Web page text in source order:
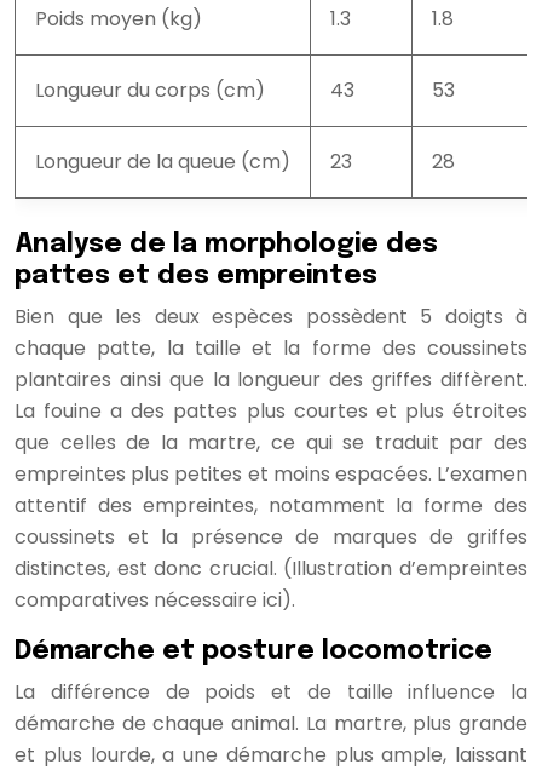
Poids moyen (kg) 1.3 1.8
Longueur du corps (cm) 43 53
Longueur de la queue (cm) 23 28
Analyse de la morphologie des
pattes et des empreintes
Bien que les deux espèces possèdent 5 doigts à
chaque patte, la taille et la forme des coussinets
plantaires ainsi que la longueur des griffes diffèrent.
La fouine a des pattes plus courtes et plus étroites
que celles de la martre, ce qui se traduit par des
empreintes plus petites et moins espacées. L’examen
attentif des empreintes, notamment la forme des
coussinets et la présence de marques de griffes
distinctes, est donc crucial. (Illustration d’empreintes
comparatives nécessaire ici).
Démarche et posture locomotrice
La différence de poids et de taille influence la
démarche de chaque animal. La martre, plus grande
et plus lourde, a une démarche plus ample, laissant